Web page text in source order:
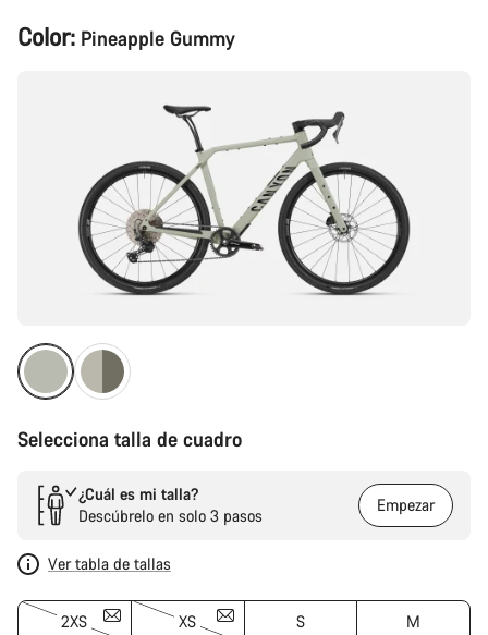
Configuración
del
Color: Pineapple Gummy
Selecciona talla de cuadro
¿Cuál es mi talla?
Descúbrelo en solo 3 pasos
Empezar
Ver tabla de tallas
2XS XS S M